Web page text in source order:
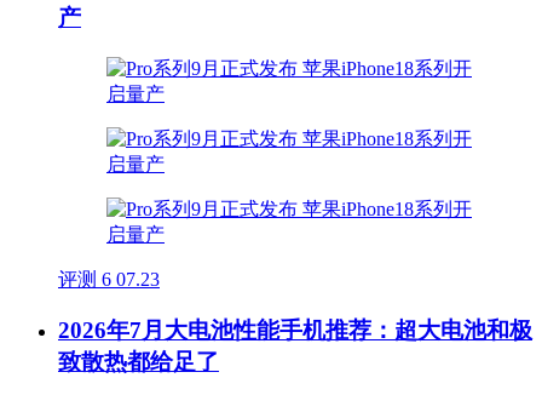
产
评测 6 07.23
2026年7月大电池性能手机推荐：超大电池和极
致散热都给足了